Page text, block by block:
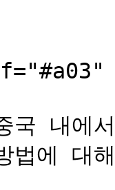
국 내
법에 대